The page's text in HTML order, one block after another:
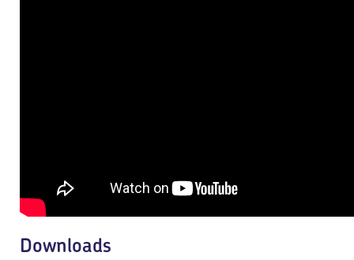
Downloads